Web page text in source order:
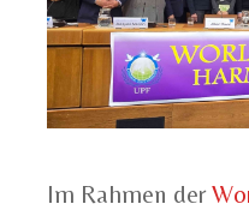
Im Rahmen der